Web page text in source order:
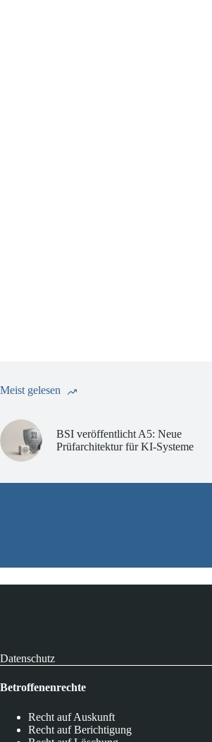
Meist gelesen
BSI veröffentlicht A5: Neue
Prüfarchitektur für KI-Systeme
Datenschutz
Betroffenenrechte
Recht auf Auskunft
Recht auf Berichtigung